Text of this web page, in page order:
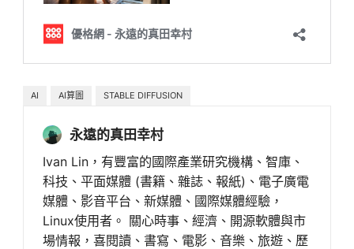
AI AI算圖 STABLE DIFFUSION
永遠的真田幸村
Ivan Lin，有豐富的國際產業研究機構、智庫、
科技、平面媒體 (書籍、雜誌、報紙)、電子廣電
媒體、影音平台、新媒體、國際媒體經驗，
Linux使用者。 關心時事、經濟、開源軟體與市
場情報，喜閱讀、書寫、電影、音樂、旅遊、歷